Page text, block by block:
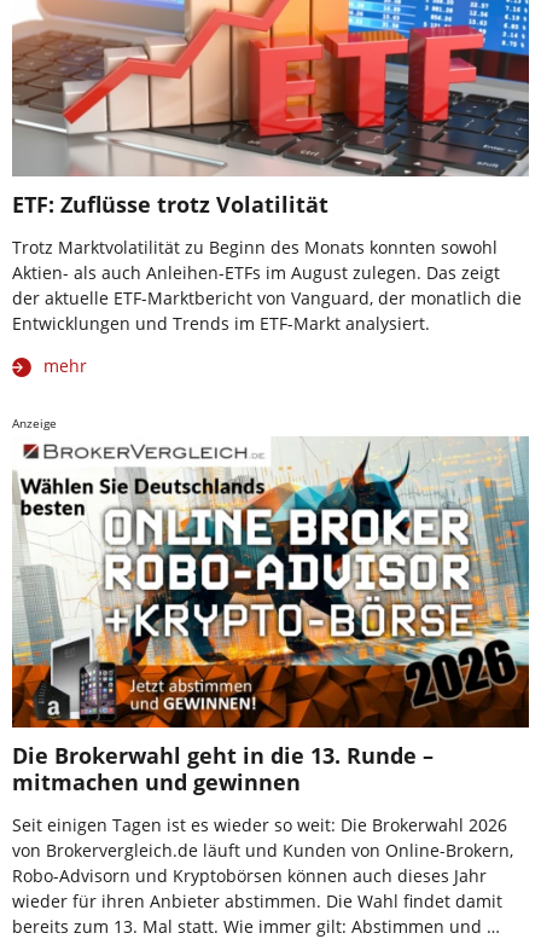
ETF: Zuflüsse trotz Volatilität
Trotz Marktvolatilität zu Beginn des Monats konnten sowohl
Aktien- als auch Anleihen-ETFs im August zulegen. Das zeigt
der aktuelle ETF-Marktbericht von Vanguard, der monatlich die
Entwicklungen und Trends im ETF-Markt analysiert.
mehr
Anzeige
Die Brokerwahl geht in die 13. Runde –
mitmachen und gewinnen
Seit einigen Tagen ist es wieder so weit: Die Brokerwahl 2026
von Brokervergleich.de läuft und Kunden von Online-Brokern,
Robo-Advisorn und Kryptobörsen können auch dieses Jahr
wieder für ihren Anbieter abstimmen. Die Wahl findet damit
bereits zum 13. Mal statt. Wie immer gilt: Abstimmen und …